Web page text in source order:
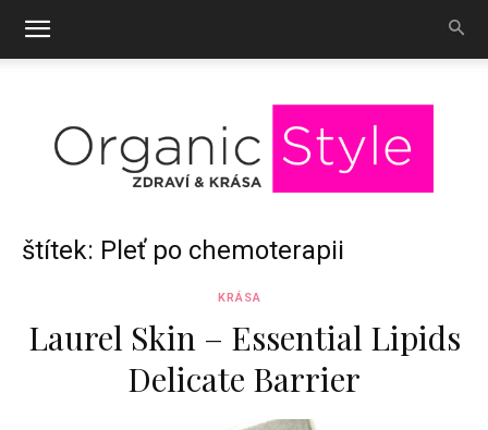
OrganicStyle
štítek: Pleť po chemoterapii
KRÁSA
Laurel Skin – Essential Lipids
Delicate Barrier